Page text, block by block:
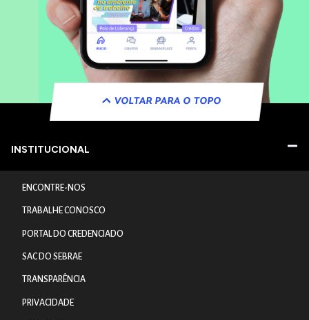
VOLTAR PARA O TOPO
INSTITUCIONAL
ENCONTRE-NOS
TRABALHE CONOSCO
PORTAL DO CREDENCIADO
SAC DO SEBRAE
TRANSPARÊNCIA
PRIVACIDADE